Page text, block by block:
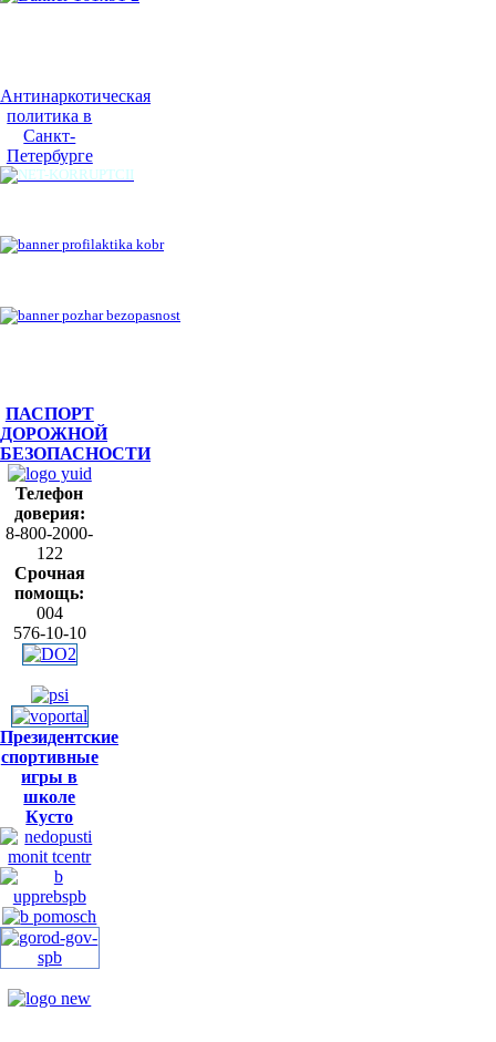
Антинаркотическая
политика в
Санкт-
Петербурге
ПАСПОРТ
ДОРОЖНОЙ
БЕЗОПАСНОСТИ
Телефон
доверия:
8-800-2000-
122
Срочная
помощь:
004
576-10-10
Президентские
спортивные
игры в
школе
Кусто